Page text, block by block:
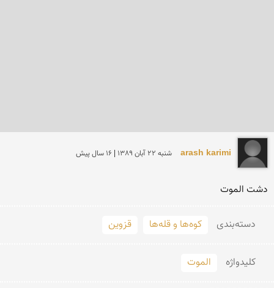
arash karimi شنبه 22 آبان 1389 | 16 سال پیش
دشت الموت
دسته‌بندی کوه‌ها و قله‌ها قزوین
کلید‌واژه الموت